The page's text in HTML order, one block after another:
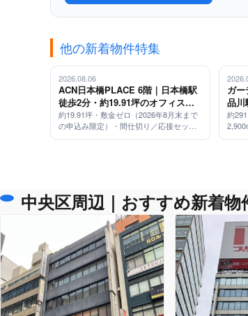
他の新着物件特集
2026.08.06
ACN日本橋PLACE 6階｜日本橋駅
徒歩2分・約19.91坪のオフィス
（敷金ゼロ／2026年8月末申込み限
定・応接セット付）
約19.91坪・敷金ゼロ（2026年8月末まで
の申込み限定）・間仕切り／応接セット
ガー
品川
型オ
震構
約
中央区周辺｜おすすめ新着